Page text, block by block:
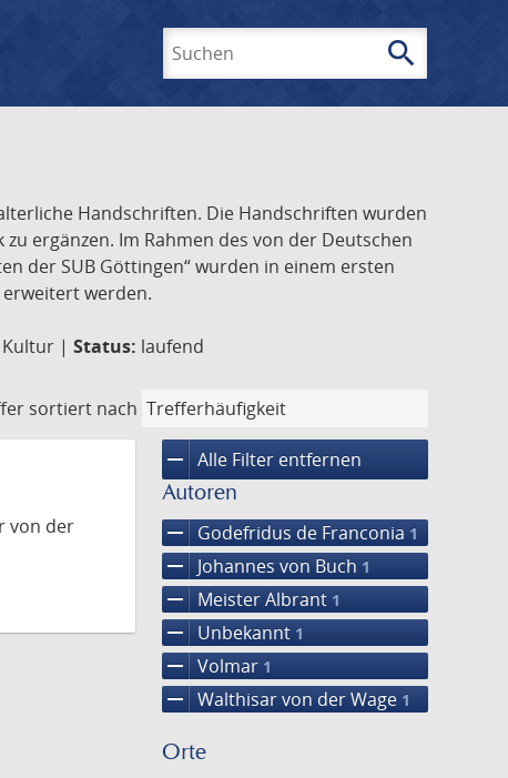
search
Handschriften. Die Handschriften wurden
ergänzen. Im Rahmen des von der Deutschen
der SUB Göttingen“ wurden in einem ersten
werden.
| Status: laufend
sortiert nach
remove Alle Filter entfernen
Autoren
remove Godefridus de Franconia 1
remove Johannes von Buch 1
remove Meister Albrant 1
remove Unbekannt 1
remove Volmar 1
remove Walthisar von der Wage 1
Orte
von der